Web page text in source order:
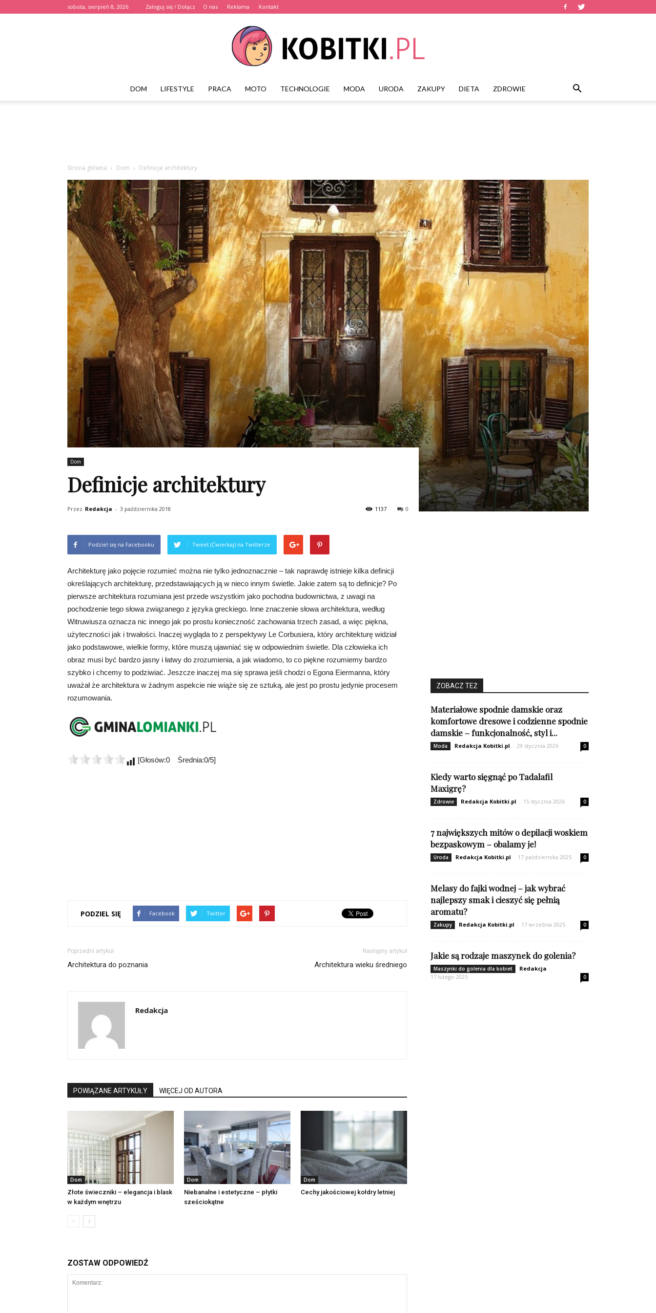
sobota, sierpień 8, 2026 Zaloguj się / Dołącz O nas Reklama Kontakt
DOM LIFESTYLE PRACA MOTO TECHNOLOGIE MODA URODA ZAKUPY DIETA ZDROWIE
Strona główna Dom Definicje architektury
Dom
Definicje architektury
Przez Redakcja - 3 października 2018 0
1137
Podziel się na Facebooku Tweet (Ćwierkaj) na Twitterze
Architekturę jako pojęcie rozumieć można nie tylko jednoznacznie – tak naprawdę istnieje kilka definicji
określających architekturę, przedstawiających ją w nieco innym świetle. Jakie zatem są to definicje? Po
pierwsze architektura rozumiana jest przede wszystkim jako pochodna budownictwa, z uwagi na
pochodzenie tego słowa związanego z języka greckiego. Inne znaczenie słowa architektura, według
Witruwiusza oznacza nic innego jak po prostu konieczność zachowania trzech zasad, a więc piękna,
użyteczności jak i trwałości. Inaczej wygląda to z perspektywy Le Corbusiera, który architekturę widział
jako podstawowe, wielkie formy, które muszą ujawniać się w odpowiednim świetle. Dla człowieka ich
obraz musi być bardzo jasny i łatwy do zrozumienia, a jak wiadomo, to co piękne rozumiemy bardzo
szybko i chcemy to podziwiać. Jeszcze inaczej ma się sprawa jeśli chodzi o Egona Eiermanna, który
uważał że architektura w żadnym aspekcie nie wiąże się ze sztuką, ale jest po prostu jedynie procesem
rozumowania.
[Głosów:0 Średnia:0/5]
PODZIEL SIĘ Facebook Twitter
Poprzedni artykuł
Architektura do poznania
Następny artykuł
Architektura wieku średniego
Redakcja
POWIĄZANE ARTYKUŁY WIĘCEJ OD AUTORA
Dom
Złote świeczniki – elegancja i blask
w każdym wnętrzu
Dom
Niebanalne i estetyczne – płytki
sześciokątne
Dom
Cechy jakościowej kołdry letniej
ZOSTAW ODPOWIEDŹ
ZOBACZ TEŻ
Materiałowe spodnie damskie oraz
komfortowe dresowe i codzienne spodnie
damskie – funkcjonalność, styl i...
Moda Redakcja Kobitki.pl - 29 stycznia 2026 0
Kiedy warto sięgnąć po Tadalafil
Maxigrę?
Zdrowie Redakcja Kobitki.pl - 15 stycznia 2026 0
7 największych mitów o depilacji woskiem
bezpaskowym – obalamy je!
Uroda Redakcja Kobitki.pl - 17 października 2025 0
Melasy do fajki wodnej – jak wybrać
najlepszy smak i cieszyć się pełnią
aromatu?
Zakupy Redakcja Kobitki.pl - 17 września 2025 0
Jakie są rodzaje maszynek do golenia?
Maszynki do golenia dla kobiet Redakcja -
17 lutego 2025
0